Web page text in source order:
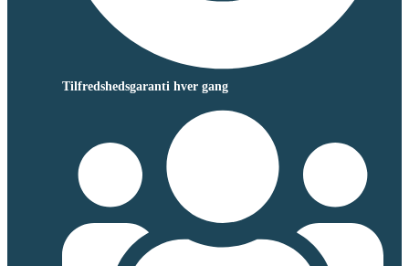
Tilfredshedsgaranti hver gang